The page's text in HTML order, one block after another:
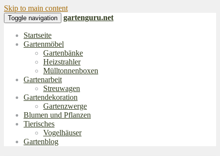
Skip to main content
Toggle navigation gartenguru.net
Startseite
Gartenmöbel
Gartenbänke
Heizstrahler
Mülltonnenboxen
Gartenarbeit
Streuwagen
Gartendekoration
Gartenzwerge
Blumen und Pflanzen
Tierisches
Vogelhäuser
Gartenblog